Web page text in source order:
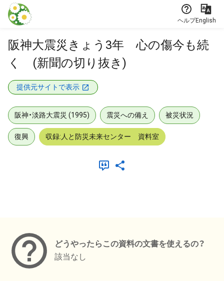
本文に飛ぶ
ヘルプEnglish
阪神大震災きょう3年 心の傷今も続
く (新聞の切り抜き)
提供元サイトで表示
阪神・淡路大震災 (1995) 震災への備え 被災状況
復興 収録:人と防災未来センター 資料室
どうやったらこの資料の文書を使えるの？
該当なし